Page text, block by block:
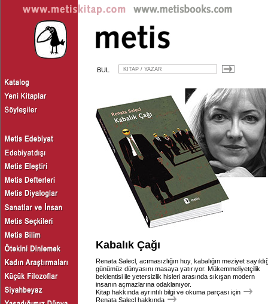
BUL
Kabalık Çağı
Renata Salecl, acımasızlığın huy, kabalığın meziyet
günümüz dünyasını masaya yatırıyor. Mükemmeliyetçilik
beklentisi ile yetersizlik hisleri arasında sıkışan modern
insanın açmazlarına odaklanıyor.
Kitap hakkında ayrıntılı bilgi ve okuma parçası için
Renata Salecl hakkında